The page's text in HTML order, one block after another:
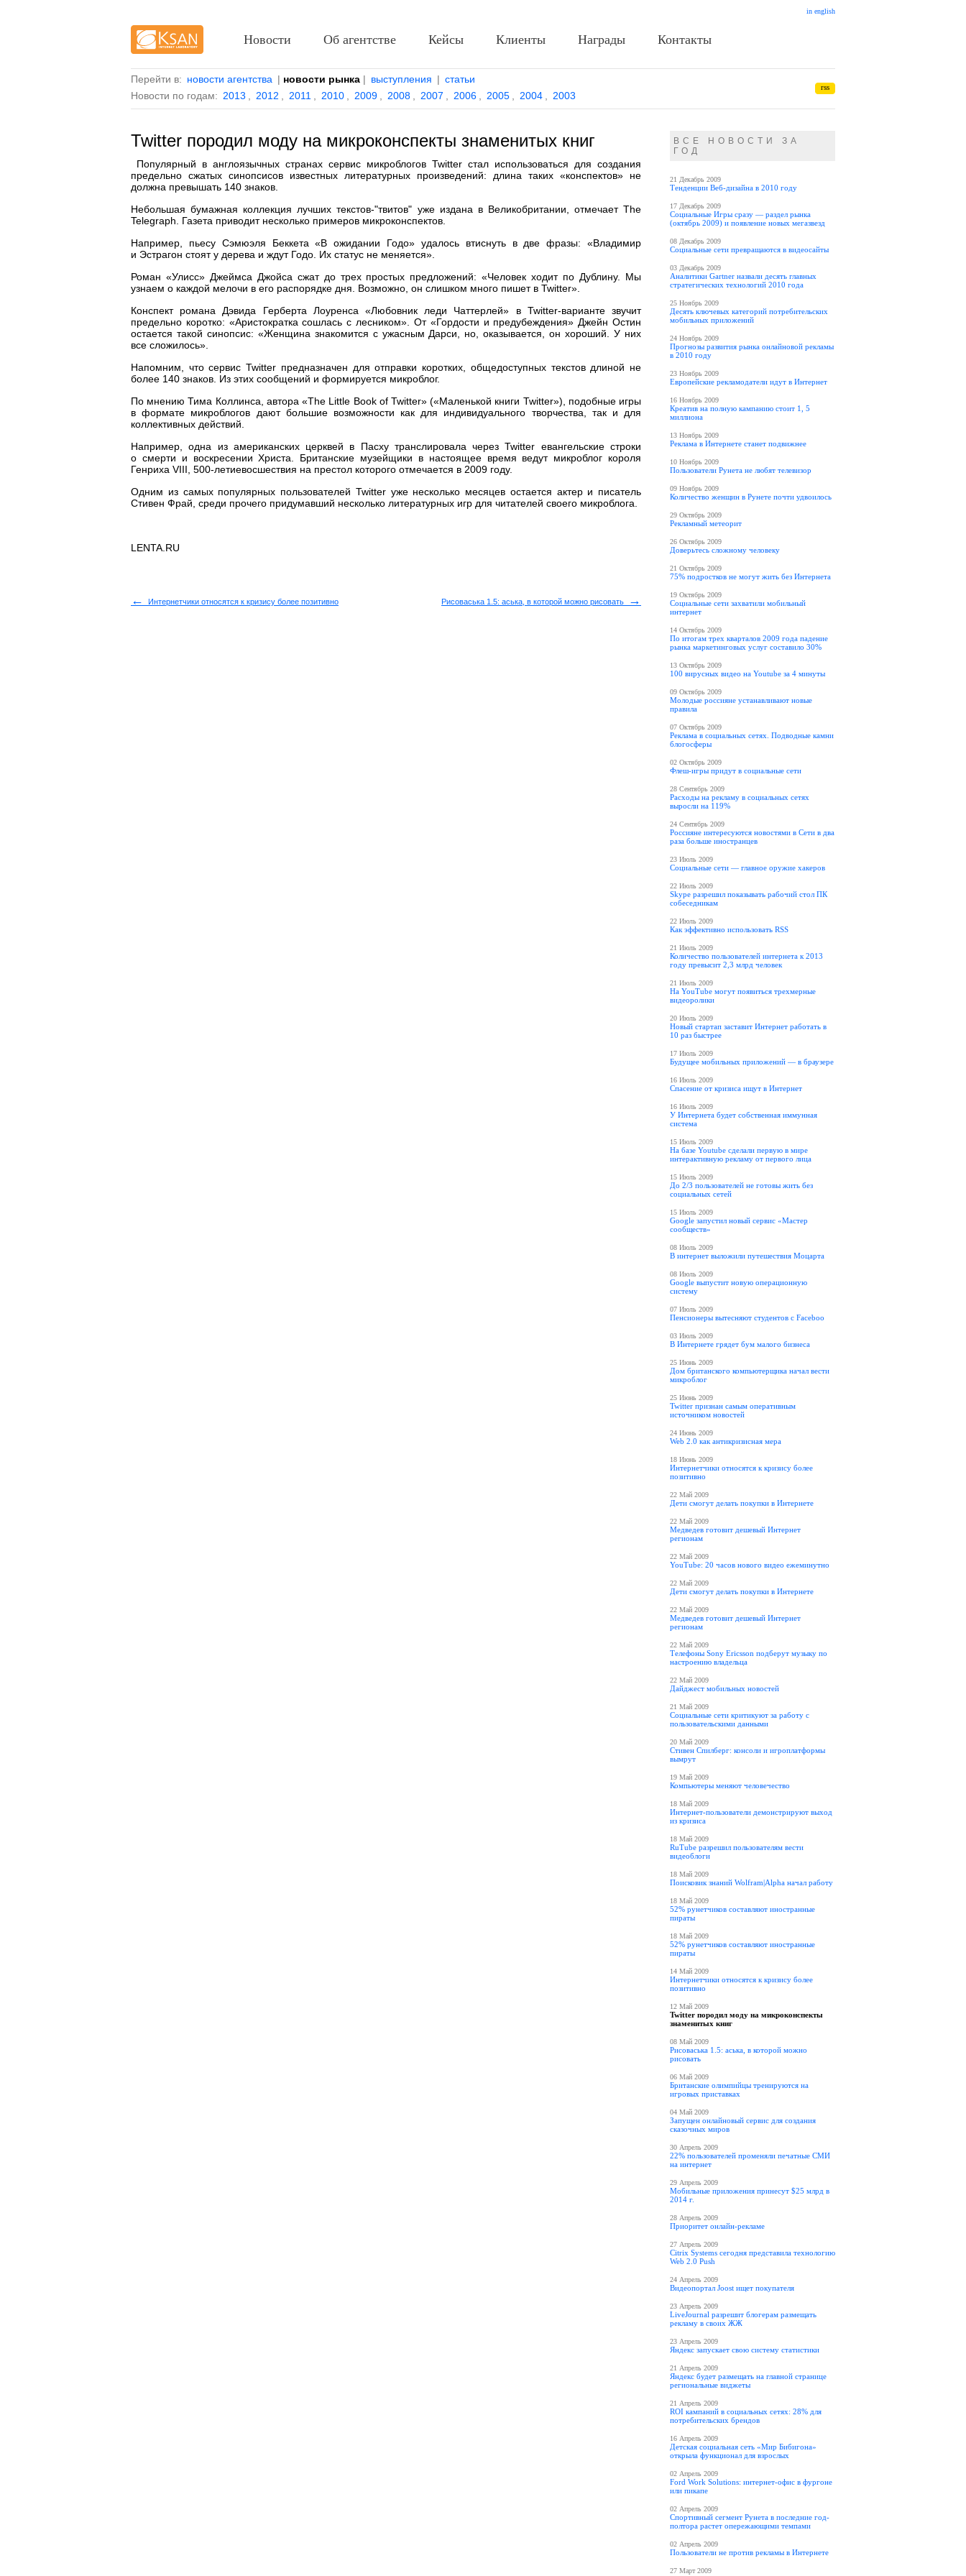
Перейти в: новости агентства | новости рынка | выступления | статьи
Новости по годам: 2013 2012 2011 2010 2009 2008 2007 2006 2005 2004 2003
rss
Twitter породил моду на микроконспекты знаменитых книг
Популярный в англоязычных странах сервис микроблогов Twitter стал использоваться для создания
предельно сжатых синопсисов известных литературных произведений: длина таких «конспектов» не
должна превышать 140 знаков.
Небольшая бумажная коллекция лучших текстов-"твитов" уже издана в Великобритании, отмечает The
Telegraph. Газета приводит несколько примеров микроконспектов.
Например, пьесу Сэмюэля Беккета «В ожидании Годо» удалось втиснуть в две фразы: «Владимир
и Эстрагон стоят у дерева и ждут Годо. Их статус не меняется».
Роман «Улисс» Джеймса Джойса сжат до трех простых предложений: «Человек ходит по Дублину. Мы
узнаем о каждой мелочи в его распорядке дня. Возможно, он слишком много пишет в Twitter».
Конспект романа Дэвида Герберта Лоуренса «Любовник леди Чаттерлей» в Twitter-варианте звучит
предельно коротко: «Аристократка сошлась с лесником». От «Гордости и предубеждения» Джейн Остин
остается такой синопсис: «Женщина знакомится с ужасным Дарси, но, оказывается, он хороший. У них
все сложилось».
Напомним, что сервис Twitter предназначен для отправки коротких, общедоступных текстов длиной не
более 140 знаков. Из этих сообщений и формируется микроблог.
По мнению Тима Коллинса, автора «The Little Book of Twitter» («Маленькой книги Twitter»), подобные игры
в формате микроблогов дают большие возможности как для индивидуального творчества, так и для
коллективных действий.
Например, одна из американских церквей в Пасху транслировала через Twitter евангельские строки
о смерти и воскресении Христа. Британские музейщики в настоящее время ведут микроблог короля
Генриха VIII, 500-летиевосшествия на престол которого отмечается в 2009 году.
Одним из самых популярных пользователей Twitter уже несколько месяцев остается актер и писатель
Стивен Фрай, среди прочего придумавший несколько литературных игр для читателей своего микроблога.
LENTA.RU
← Интернетчики относятся к кризису более позитивно Рисоваська 1.5: аська, в которой можно рисовать →
ВСЕ НОВОСТИ ЗА
ГОД
21 Декабрь 2009
Тенденции Веб-дизайна в 2010 году
17 Декабрь 2009
Социальные Игры сразу — раздел рынка
(октябрь 2009) и появление новых мегазвезд
08 Декабрь 2009
Социальные сети превращаются в видеосайты
03 Декабрь 2009
Аналитики Gartner назвали десять главных
стратегических технологий 2010 года
25 Ноябрь 2009
Десять ключевых категорий потребительских
мобильных приложений
24 Ноябрь 2009
Прогнозы развития рынка онлайновой рекламы
в 2010 году
23 Ноябрь 2009
Европейские рекламодатели идут в Интернет
16 Ноябрь 2009
Креатив на полную кампанию стоит 1, 5
миллиона
13 Ноябрь 2009
Реклама в Интернете станет подвижнее
10 Ноябрь 2009
Пользователи Рунета не любят телевизор
09 Ноябрь 2009
Количество женщин в Рунете почти удвоилось
29 Октябрь 2009
Рекламный метеорит
26 Октябрь 2009
Доверьтесь сложному человеку
21 Октябрь 2009
75% подростков не могут жить без Интернета
19 Октябрь 2009
Социальные сети захватили мобильный
интернет
14 Октябрь 2009
По итогам трех кварталов 2009 года падение
рынка маркетинговых услуг составило 30%
13 Октябрь 2009
100 вирусных видео на Youtube за 4 минуты
09 Октябрь 2009
Молодые россияне устанавливают новые
правила
07 Октябрь 2009
Реклама в социальных сетях. Подводные камни
блогосферы
02 Октябрь 2009
Флеш-игры придут в социальные сети
28 Сентябрь 2009
Расходы на рекламу в социальных сетях
выросли на 119%
24 Сентябрь 2009
Россияне интересуются новостями в Сети в два
раза больше иностранцев
23 Июль 2009
Социальные сети — главное оружие хакеров
22 Июль 2009
Skype разрешил показывать рабочий стол ПК
собеседникам
22 Июль 2009
Как эффективно использовать RSS
21 Июль 2009
Количество пользователей интернета к 2013
году превысит 2,3 млрд человек
21 Июль 2009
На YouTube могут появиться трехмерные
видеоролики
20 Июль 2009
Новый стартап заставит Интернет работать в
10 раз быстрее
17 Июль 2009
Будущее мобильных приложений — в браузере
16 Июль 2009
Спасение от кризиса ищут в Интернет
16 Июль 2009
У Интернета будет собственная иммунная
система
15 Июль 2009
На базе Youtube сделали первую в мире
интерактивную рекламу от первого лица
15 Июль 2009
До 2/3 пользователей не готовы жить без
социальных сетей
15 Июль 2009
Google запустил новый сервис «Мастер
сообществ»
08 Июль 2009
В интернет выложили путешествия Моцарта
08 Июль 2009
Google выпустит новую операционную
систему
07 Июль 2009
Пенсионеры вытесняют студентов с Faceboo
03 Июль 2009
В Интернете грядет бум малого бизнеса
25 Июнь 2009
Дом британского компьютерщика начал вести
микроблог
25 Июнь 2009
Twitter признан самым оперативным
источником новостей
24 Июнь 2009
Web 2.0 как антикризисная мера
18 Июнь 2009
Интернетчики относятся к кризису более
позитивно
22 Май 2009
Дети смогут делать покупки в Интернете
22 Май 2009
Медведев готовит дешевый Интернет
регионам
22 Май 2009
YouTube: 20 часов нового видео ежеминутно
22 Май 2009
Дети смогут делать покупки в Интернете
22 Май 2009
Медведев готовит дешевый Интернет
регионам
22 Май 2009
Телефоны Sony Ericsson подберут музыку по
настроению владельца
22 Май 2009
Дайджест мобильных новостей
21 Май 2009
Социальные сети критикуют за работу с
пользовательскими данными
20 Май 2009
Стивен Спилберг: консоли и игроплатформы
вымрут
19 Май 2009
Компьютеры меняют человечество
18 Май 2009
Интернет-пользователи демонстрируют выход
из кризиса
18 Май 2009
RuTube разрешил пользователям вести
видеоблоги
18 Май 2009
Поисковик знаний Wolfram|Alpha начал работу
18 Май 2009
52% рунетчиков составляют иностранные
пираты
18 Май 2009
52% рунетчиков составляют иностранные
пираты
14 Май 2009
Интернетчики относятся к кризису более
позитивно
12 Май 2009
Twitter породил моду на микроконспекты
знаменитых книг
08 Май 2009
Рисоваська 1.5: аська, в которой можно
рисовать
06 Май 2009
Британские олимпийцы тренируются на
игровых приставках
04 Май 2009
Запущен онлайновый сервис для создания
сказочных миров
30 Апрель 2009
22% пользователей променяли печатные СМИ
на интернет
29 Апрель 2009
Мобильные приложения принесут $25 млрд в
2014 г.
28 Апрель 2009
Приоритет онлайн-рекламе
27 Апрель 2009
Citrix Systems сегодня представила технологию
Web 2.0 Push
24 Апрель 2009
Видеопортал Joost ищет покупателя
23 Апрель 2009
LiveJournal разрешит блогерам размещать
рекламу в своих ЖЖ
23 Апрель 2009
Яндекс запускает свою систему статистики
21 Апрель 2009
Яндекс будет размещать на главной странице
региональные виджеты
21 Апрель 2009
ROI кампаний в социальных сетях: 28% для
потребительских брендов
16 Апрель 2009
Детская социальная сеть «Мир Бибигона»
открыла функционал для взрослых
02 Апрель 2009
Ford Work Solutions: интернет-офис в фургоне
или пикапе
02 Апрель 2009
Спортивный сегмент Рунета в последние год-
полтора растет опережающими темпами
02 Апрель 2009
Пользователи не против рекламы в Интернете
27 Март 2009
in english
Новости Об агентстве Кейсы Клиенты Награды Контакты